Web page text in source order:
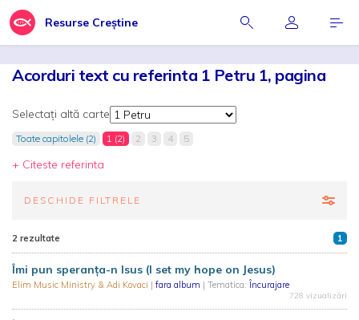
Resurse Creștine
Acorduri text cu referinta 1 Petru 1, pagina
Selectați altă carte
Toate capitolele (2) 1 (2) 2 3 4 5
+ Citeste referinta
DESCHIDE FILTRELE
2 rezultate 1
Îmi pun speranța-n Isus (I set my hope on Jesus)
Elim Music Ministry & Adi Kovaci | fara album | Tematica: Încurajare
728 vizualizări